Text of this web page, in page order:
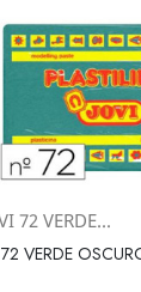
72 VERDE...
VERDE